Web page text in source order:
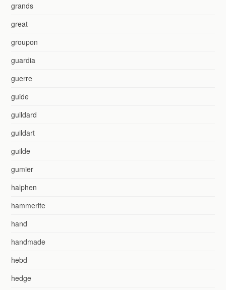
grands
great
groupon
guardia
guerre
guide
guildard
guildart
guilde
gumier
halphen
hammerite
hand
handmade
hebd
hedge